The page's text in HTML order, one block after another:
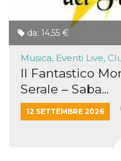
da: 14,55 €
Musica, Eventi Live,
Il Fantastico
Serale – Saba...
12 SETTEMBRE 2026